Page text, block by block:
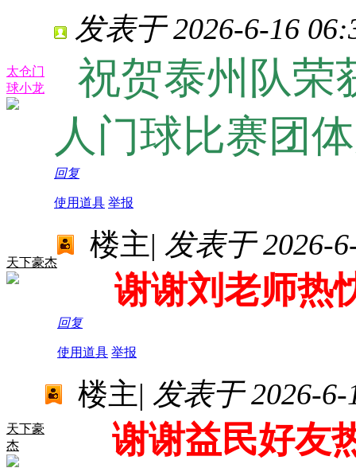
太仓门
球小龙
发表于 2026-6-16
祝贺泰州队荣
人门球比赛团
回复
使用道具 举报
天下豪杰
楼主| 发表于 2026-
谢谢刘老师热
回复
使用道具 举报
天下豪
杰
楼主| 发表于 2026-6-
谢谢益民好友热